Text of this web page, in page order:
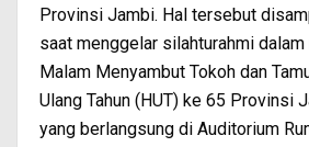
Provinsi Jambi. Hal tersebut
saat menggelar silahturahmi dalam
Malam Menyambut Tokoh dan
Ulang Tahun (HUT) ke 65 Provinsi
yang berlangsung di Auditorium